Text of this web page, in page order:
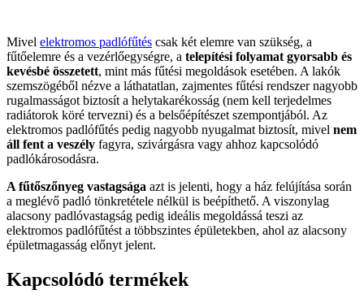
Mivel elektromos padlófűtés csak két elemre van szükség, a
fűtőelemre és a vezérlőegységre, a telepítési folyamat gyorsabb és
kevésbé összetett, mint más fűtési megoldások esetében. A lakók
szemszögéből nézve a láthatatlan, zajmentes fűtési rendszer nagyobb
rugalmasságot biztosít a helytakarékosság (nem kell terjedelmes
radiátorok köré tervezni) és a belsőépítészet szempontjából. Az
elektromos padlófűtés pedig nagyobb nyugalmat biztosít, mivel nem
áll fent a veszély fagyra, szivárgásra vagy ahhoz kapcsolódó
padlókárosodásra.
A fűtőszőnyeg vastagsága azt is jelenti, hogy a ház felújítása során
a meglévő padló tönkretétele nélkül is beépíthető. A viszonylag
alacsony padlóvastagság pedig ideális megoldássá teszi az
elektromos padlófűtést a többszintes épületekben, ahol az alacsony
épületmagasság előnyt jelent.
Kapcsolódó termékek